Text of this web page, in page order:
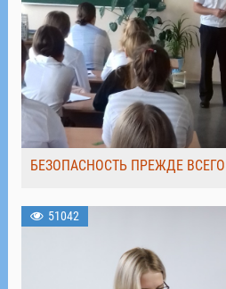
БЕЗОПАСНОСТЬ ПРЕЖДЕ ВСЕГО
51042